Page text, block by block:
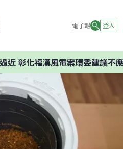
電子報 登入
漢風電案環委建議不應開發